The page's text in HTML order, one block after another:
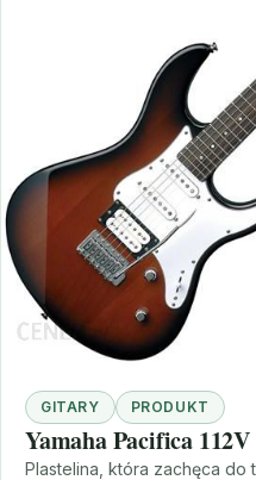
GITARY PRODUKT
Yamaha Pacifica
Plastelina, która zachęca do